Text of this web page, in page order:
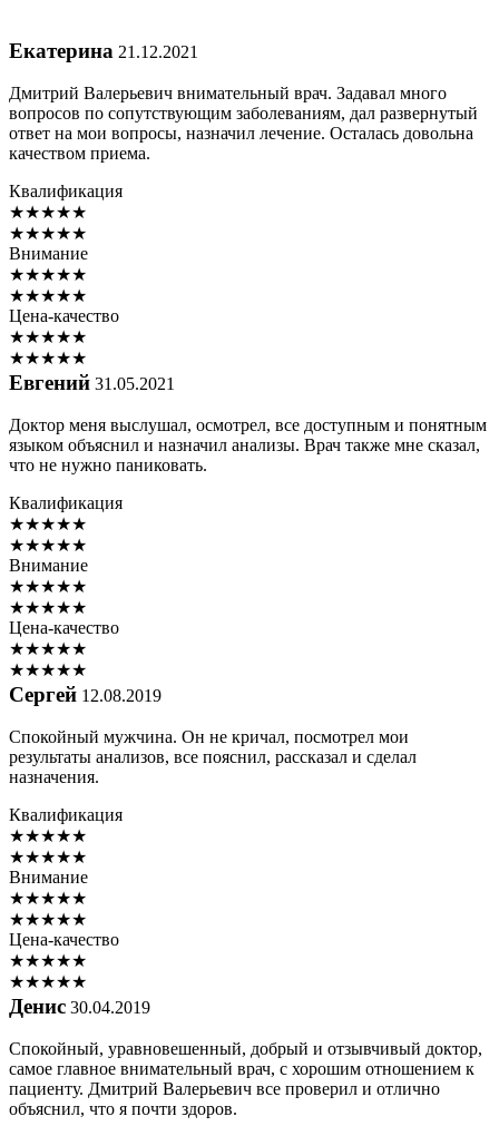
Екатерина 21.12.2021
Дмитрий Валерьевич внимательный врач. Задавал много
вопросов по сопутствующим заболеваниям, дал развернутый
ответ на мои вопросы, назначил лечение. Осталась довольна
качеством приема.
Квалификация
★★★★★
★★★★★
Внимание
★★★★★
★★★★★
Цена-качество
★★★★★
★★★★★
Евгений 31.05.2021
Доктор меня выслушал, осмотрел, все доступным и понятным
языком объяснил и назначил анализы. Врач также мне сказал,
что не нужно паниковать.
Квалификация
★★★★★
★★★★★
Внимание
★★★★★
★★★★★
Цена-качество
★★★★★
★★★★★
Сергей 12.08.2019
Спокойный мужчина. Он не кричал, посмотрел мои
результаты анализов, все пояснил, рассказал и сделал
назначения.
Квалификация
★★★★★
★★★★★
Внимание
★★★★★
★★★★★
Цена-качество
★★★★★
★★★★★
Денис 30.04.2019
Спокойный, уравновешенный, добрый и отзывчивый доктор,
самое главное внимательный врач, с хорошим отношением к
пациенту. Дмитрий Валерьевич все проверил и отлично
объяснил, что я почти здоров.